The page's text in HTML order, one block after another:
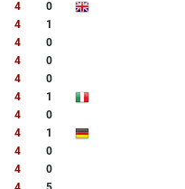
4
0
4
1
4
0
4
0
4
0
4
1
4
0
4
1
4
0
4
0